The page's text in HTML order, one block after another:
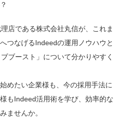
店である株式会社丸信が、これま
つなげるIndeedの運用ノウハウと
ブースト」について分かりやすく
めたい企業様も、今の採用手法に
もIndeed活用術を学び、効率的な
ませんか。